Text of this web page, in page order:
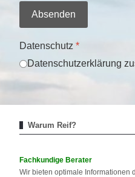
Absenden
Datenschutz *
Datenschutzerklärung
Warum Reif?
Fachkundige Berater
Wir bieten optimale Informationen